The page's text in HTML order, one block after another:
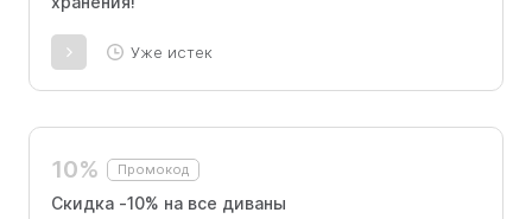
Уже истек
10% Промокод
Скидка -10% на все диваны